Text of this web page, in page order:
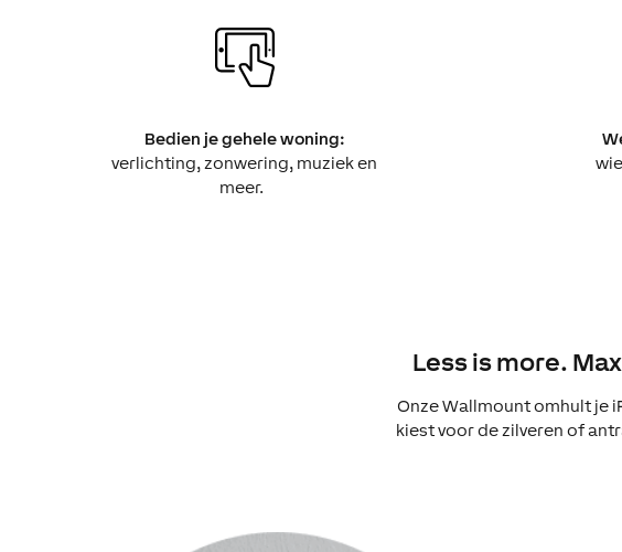
Bedien je gehele woning:
verlichting, zonwering, muziek en
meer.
Less is more.
Onze Wallmount omhult je
kiest voor de zilveren of